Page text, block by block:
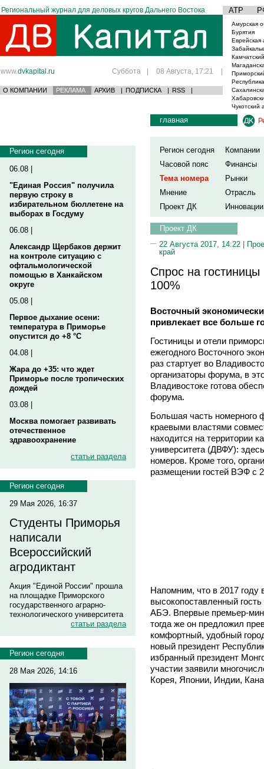
Региональный журнал для деловых кругов Дальнего Востока АТР
www.dvkapital.ru Суббота | 08 Августа, 17:21 |
О КОМПАНИИ РЕКЛАМА АРХИВ | ПОДПИСКА | RSS |
Амурская
Бурятия
Еврейская
Чукотский
Регион сегодня
06.08 |
"Единая Россия" получила
первую строку в
избирательном бюллетене на
выборах в Госдуму
06.08 |
Александр Щербаков держит
на контроле ситуацию с
офтальмологической
помощью в Ханкайском
округе
05.08 |
Первое дыхание осени:
температура в Приморье
опустится до +8 °C
04.08 |
Жара до +35: что ждет
Приморье после тропических
дождей
03.08 |
Москва помогает развивать
отечественное
здравоохранение
статьи раздела
Регион сегодня
29 Мая 2026, 16:37
Студенты Приморья
написали
Всероссийский
агродиктант
Акция "Единой России" прошла
на площадке Приморского
государственного аграрно-
технологического университета
статьи раздела
Регион сегодня
28 Мая 2026, 14:16
главная
Регион сегодня
Компании
Часовой пояс
Финансы
Тема номера
Рынки
Мнение
Отрасль
Проект ДК
Инновации
Проект ДК
22 Августа 2017, 14:22 |
край
Спрос на
100%
Восточный
привлекает все больше
Гостиницы и отели
ежегодного Восточного
раз стартует во
организаторы форума, в
Владивостоке готова
форума.
Большая часть номерного
краевыми властями
находится на территории
университета (ДВФУ):
номеров. Кроме того,
размещении гостей ВЭФ с
Напомним, что в 2017 году
высокопоставленный
АБЭ. Впервые премьер-
тогда же он предложил
комфортный, удобный
новый президент
избранный президент
участии заявили
Корея, Японии, Индии,